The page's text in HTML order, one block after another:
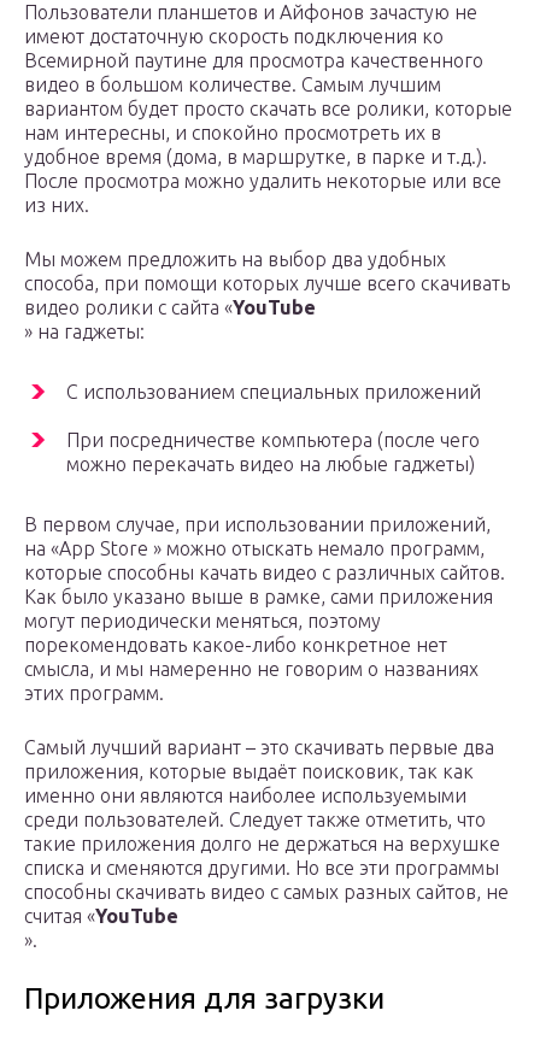
Пользователи планшетов и Айфонов зачастую не
имеют достаточную скорость подключения ко
Всемирной паутине для просмотра качественного
видео в большом количестве. Самым лучшим
вариантом будет просто скачать все ролики, которые
нам интересны, и спокойно просмотреть их в
удобное время (дома, в маршрутке, в парке и т.д.).
После просмотра можно удалить некоторые или все
из них.
Мы можем предложить на выбор два удобных
способа, при помощи которых лучше всего скачивать
видео ролики с сайта «YouTube
» на гаджеты:
С использованием специальных приложений
При посредничестве компьютера (после чего
можно перекачать видео на любые гаджеты)
В первом случае, при использовании приложений,
на «App Store » можно отыскать немало программ,
которые способны качать видео с различных сайтов.
Как было указано выше в рамке, сами приложения
могут периодически меняться, поэтому
порекомендовать какое-либо конкретное нет
смысла, и мы намеренно не говорим о названиях
этих программ.
Самый лучший вариант – это скачивать первые два
приложения, которые выдаёт поисковик, так как
именно они являются наиболее используемыми
среди пользователей. Следует также отметить, что
такие приложения долго не держаться на верхушке
списка и сменяются другими. Но все эти программы
способны скачивать видео с самых разных сайтов, не
считая «YouTube
».
Приложения для загрузки